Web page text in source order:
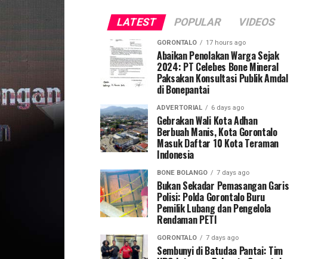
LATEST POPULAR VIDEOS
GORONTALO 17 hours ago
Abaikan Penolakan Warga Sejak
2024: PT Celebes Bone Mineral
Paksakan Konsultasi Publik Amdal
di Bonepantai
ADVERTORIAL 6 days ago
Gebrakan Wali Kota Adhan
Berbuah Manis, Kota Gorontalo
Masuk Daftar 10 Kota Teraman
Indonesia
BONE BOLANGO 7 days ago
Bukan Sekadar Pemasangan Garis
Polisi: Polda Gorontalo Buru
Pemilik Lubang dan Pengelola
Rendaman PETI
GORONTALO 7 days ago
Sembunyi di Batudaa Pantai: Tim